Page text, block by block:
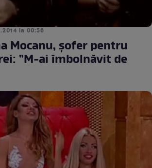
la 00:56
Mocanu, şofer pentru
"M-ai îmbolnăvit de